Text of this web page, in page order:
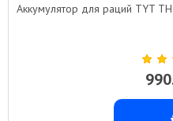
Аккумулятор для раций TYT